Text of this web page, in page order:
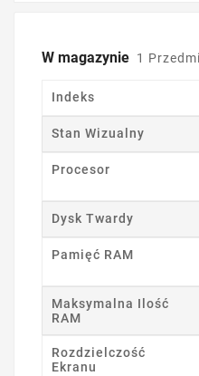
W magazynie 1
Indeks
Stan Wizualny
Procesor
Dysk Twardy
Pamięć RAM
Maksymalna Ilość
RAM
Rozdzielczość
Ekranu